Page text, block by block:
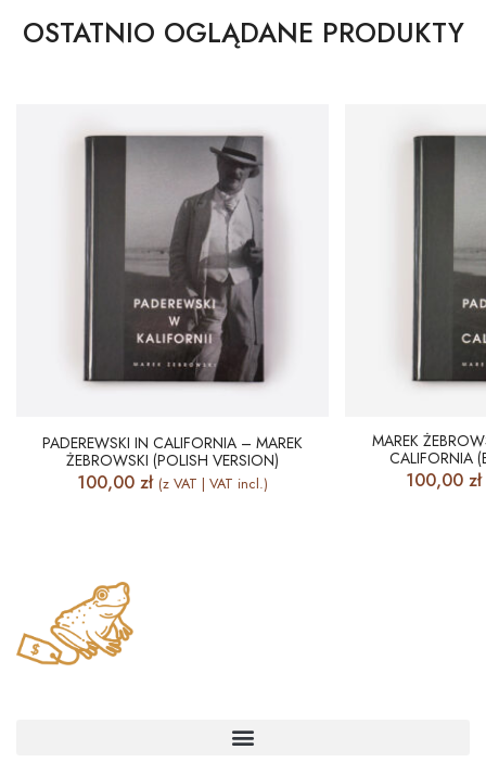
OSTATNIO OGLĄDANE PRODUKTY
PADEREWSKI IN CALIFORNIA – MAREK
ŻEBROWSKI (POLISH VERSION)
100,00 zł (z VAT | VAT incl.)
MAREK
CALIFORNIA
100,00 zł